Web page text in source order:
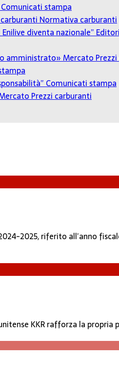
Comunicati stampa
Normativa carburanti
Enilive diventa nazionale”
amministrato»Mercato
Comunicati stampa
Prezzi carburanti
2025, riferito all’anno
KKR rafforza la propria